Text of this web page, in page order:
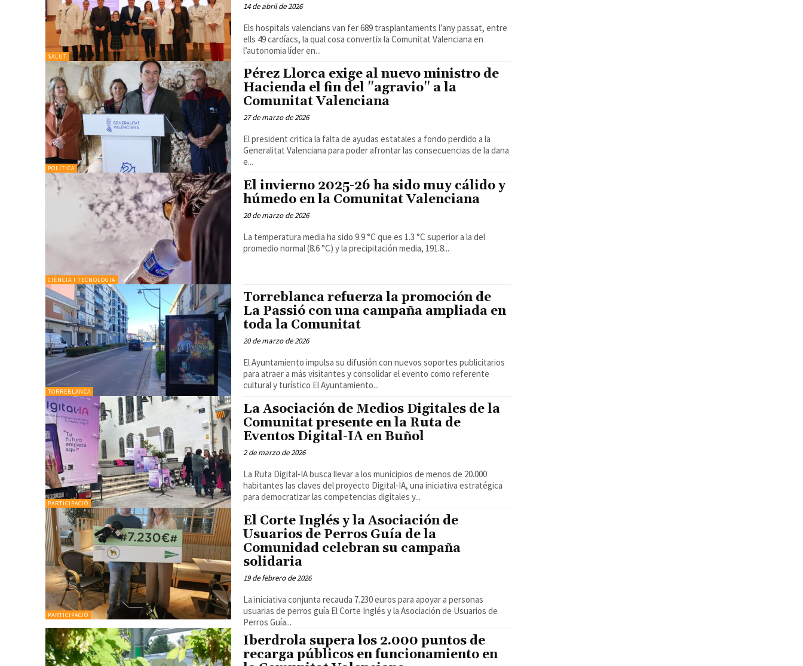
SALUT
14 de abril de 2026
Els hospitals valencians van fer 689 trasplantaments l’any passat, entre
ells 49 cardíacs, la qual cosa convertix la Comunitat Valenciana en
l’autonomia líder en...
POLÍTICA
Pérez Llorca exige al nuevo ministro de
Hacienda el fin del "agravio" a la
Comunitat Valenciana
27 de marzo de 2026
El president critica la falta de ayudas estatales a fondo perdido a la
Generalitat Valenciana para poder afrontar las consecuencias de la dana
e...
CIÈNCIA I TECNOLOGIA
El invierno 2025-26 ha sido muy cálido y
húmedo en la Comunitat Valenciana
20 de marzo de 2026
La temperatura media ha sido 9.9 °C que es 1.3 °C superior a la del
promedio normal (8.6 °C) y la precipitación media, 191.8...
TORREBLANCA
Torreblanca refuerza la promoción de
La Passió con una campaña ampliada en
toda la Comunitat
20 de marzo de 2026
El Ayuntamiento impulsa su difusión con nuevos soportes publicitarios
para atraer a más visitantes y consolidar el evento como referente
cultural y turístico El Ayuntamiento...
PARTICIPACIÓ
La Asociación de Medios Digitales de la
Comunitat presente en la Ruta de
Eventos Digital-IA en Buñol
2 de marzo de 2026
La Ruta Digital-IA busca llevar a los municipios de menos de 20.000
habitantes las claves del proyecto Digital-IA, una iniciativa estratégica
para democratizar las competencias digitales y...
PARTICIPACIÓ
El Corte Inglés y la Asociación de
Usuarios de Perros Guía de la
Comunidad celebran su campaña
solidaria
19 de febrero de 2026
La iniciativa conjunta recauda 7.230 euros para apoyar a personas
usuarias de perros guía El Corte Inglés y la Asociación de Usuarios de
Perros Guía...
Iberdrola supera los 2.000 puntos de
recarga públicos en funcionamiento en